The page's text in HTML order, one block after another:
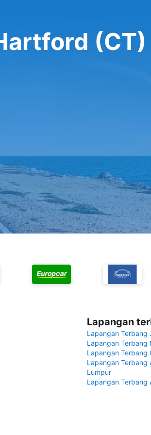
(CT)
Lapangan
Lapangan Terbang
Lapangan Terbang
Lapangan Terbang
Lapangan Terbang
Lumpur
Lapangan Terbang